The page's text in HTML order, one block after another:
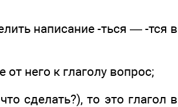
написание -ться — -тся в
него к глаголу вопрос;
сделать?), то это глагол в